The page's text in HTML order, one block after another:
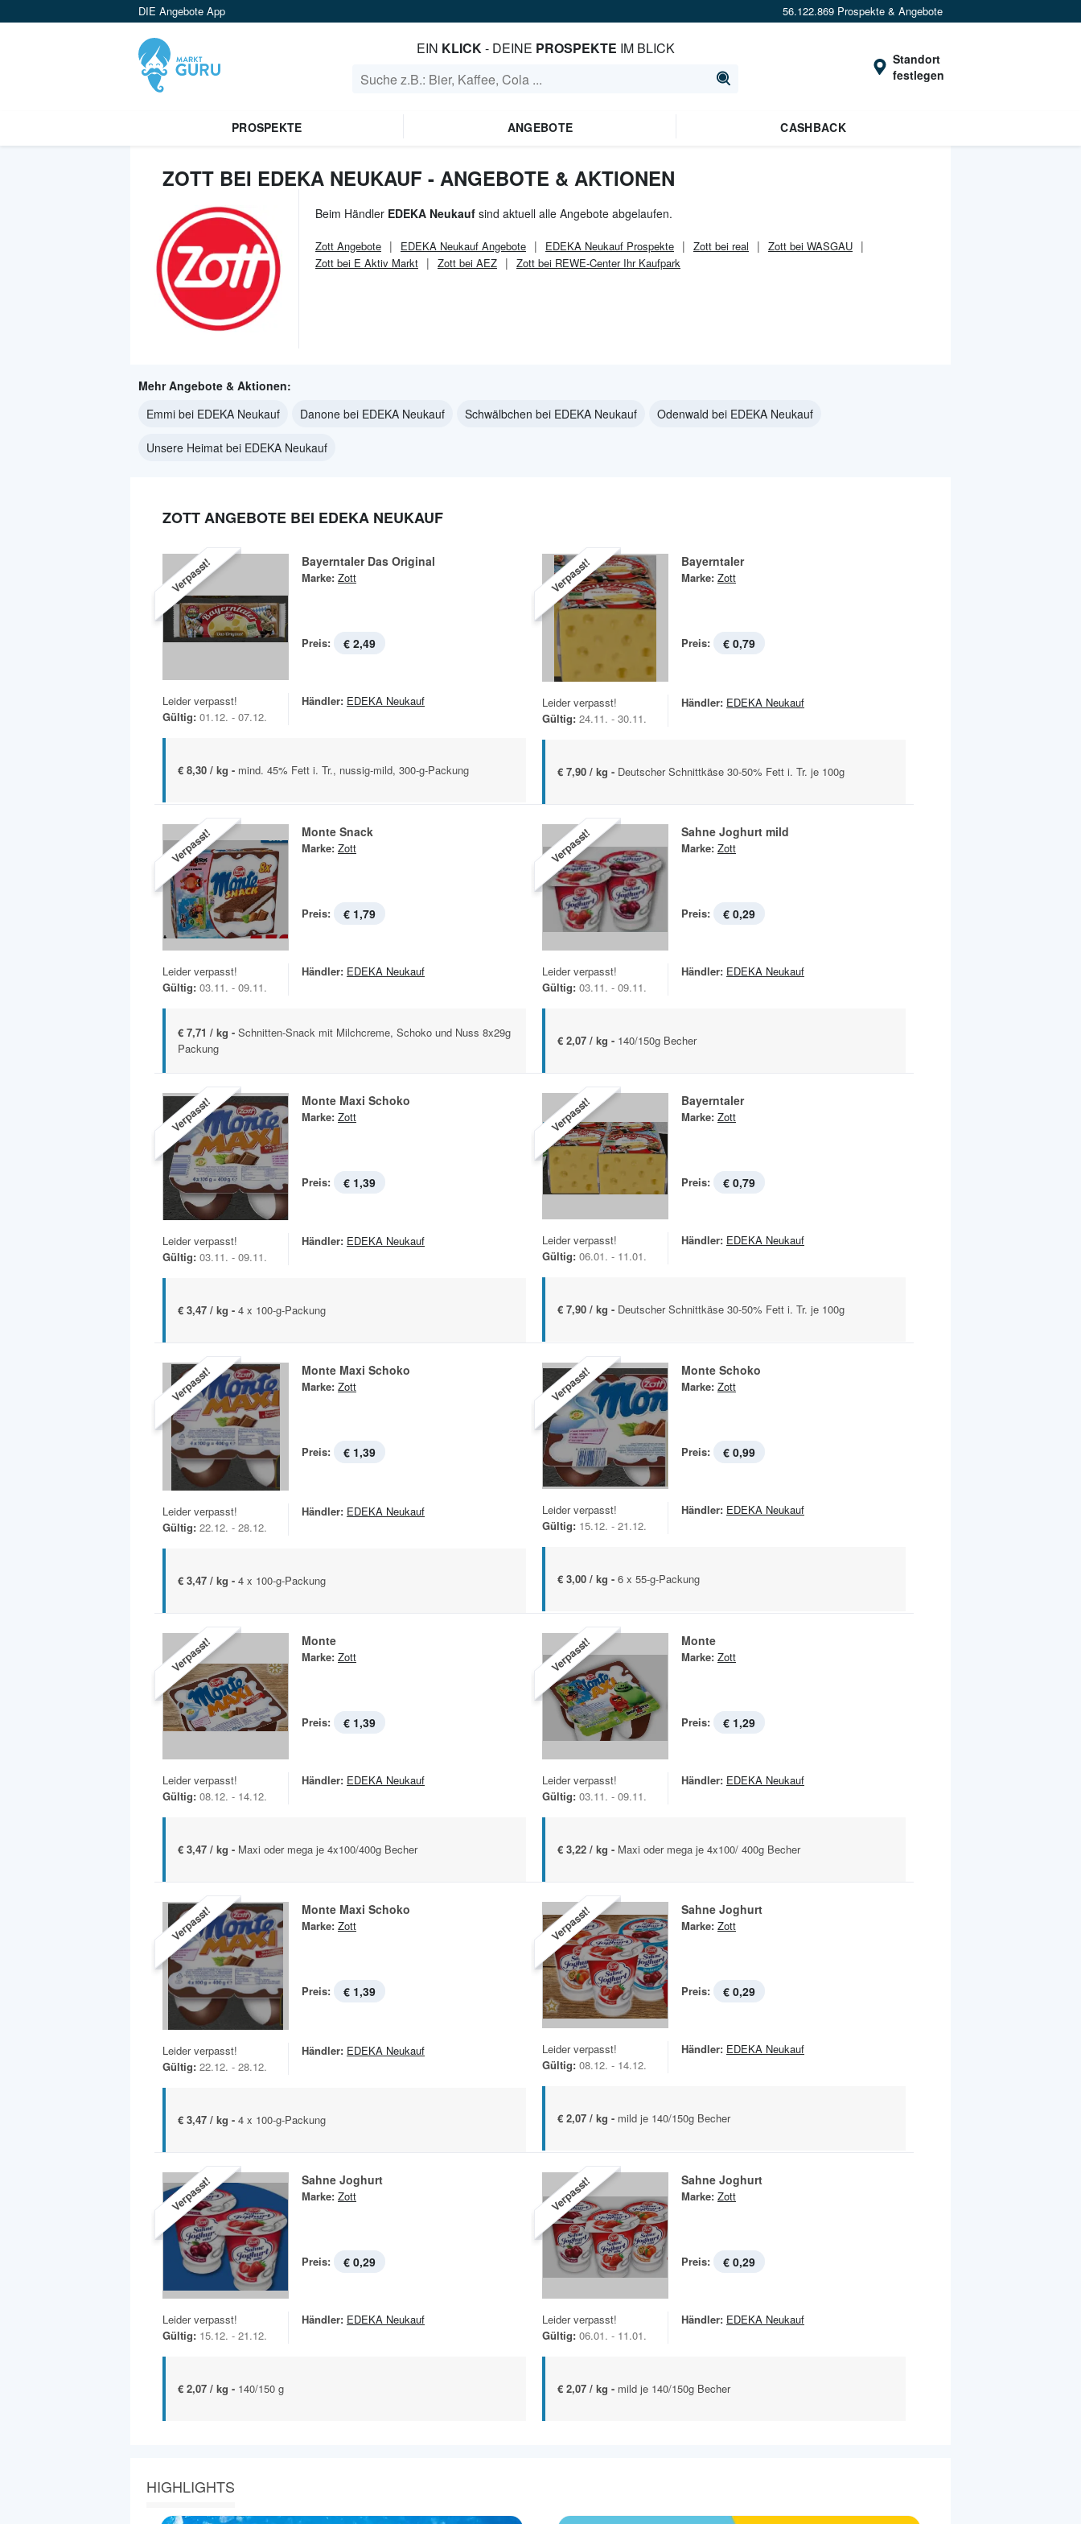
DIE Angebote App 56.122.869 Prospekte & Angebote
EIN KLICK- DEINE PROSPEKTE IM BLICK
Standort
festlegen
PROSPEKTE ANGEBOTE CASHBACK
ZOTT BEI EDEKA NEUKAUF - ANGEBOTE & AKTIONEN
Beim Händler EDEKA Neukauf sind aktuell alle Angebote abgelaufen.
Zott Angebote EDEKA Neukauf Angebote EDEKA Neukauf Prospekte Zott bei real
Zott bei WASGAU
Zott bei E Aktiv Markt
Zott bei AEZ Zott bei REWE-Center Ihr Kaufpark
Mehr Angebote & Aktionen:
Emmi bei EDEKA Neukauf
Danone bei EDEKA Neukauf Schwälbchen bei EDEKA Neukauf Odenwald bei EDEKA Neukauf
Unsere Heimat bei EDEKA Neukauf
ZOTT ANGEBOTE BEI EDEKA NEUKAUF
Verpasst! Bayerntaler Das Original
Marke: Zott
Preis: € 2,49
Leider verpasst!
Gültig: 01.12. - 07.12.
Händler: EDEKA Neukauf
€ 8,30 / kg - mind. 45% Fett i. Tr., nussig-mild, 300-g-Packung
Verpasst! Bayerntaler
Marke: Zott
Preis: € 0,79
Leider verpasst!
Gültig: 24.11. - 30.11.
Händler: EDEKA Neukauf
€ 7,90 / kg - Deutscher Schnittkäse 30-50% Fett i. Tr. je 100g
Verpasst! Monte Snack
Marke: Zott
Preis: € 1,79
Leider verpasst!
Gültig: 03.11. - 09.11.
Händler: EDEKA Neukauf
€ 7,71 / kg - Schnitten-Snack mit Milchcreme, Schoko und Nuss 8x29g
Packung
Verpasst! Sahne Joghurt mild
Marke: Zott
Preis: € 0,29
Leider verpasst!
Gültig: 03.11. - 09.11.
Händler: EDEKA Neukauf
€ 2,07 / kg - 140/150g Becher
Verpasst! Monte Maxi Schoko
Marke: Zott
Preis: € 1,39
Leider verpasst!
Gültig: 03.11. - 09.11.
Händler: EDEKA Neukauf
€ 3,47 / kg - 4 x 100-g-Packung
Verpasst! Bayerntaler
Marke: Zott
Preis: € 0,79
Leider verpasst!
Gültig: 06.01. - 11.01.
Händler: EDEKA Neukauf
€ 7,90 / kg - Deutscher Schnittkäse 30-50% Fett i. Tr. je 100g
Verpasst! Monte Maxi Schoko
Marke: Zott
Preis: € 1,39
Leider verpasst!
Gültig: 22.12. - 28.12.
Händler: EDEKA Neukauf
€ 3,47 / kg - 4 x 100-g-Packung
Verpasst! Monte Schoko
Marke: Zott
Preis: € 0,99
Leider verpasst!
Gültig: 15.12. - 21.12.
Händler: EDEKA Neukauf
€ 3,00 / kg - 6 x 55-g-Packung
Verpasst! Monte
Marke: Zott
Preis: € 1,39
Leider verpasst!
Gültig: 08.12. - 14.12.
Händler: EDEKA Neukauf
€ 3,47 / kg - Maxi oder mega je 4x100/400g Becher
Verpasst! Monte
Marke: Zott
Preis: € 1,29
Leider verpasst!
Gültig: 03.11. - 09.11.
Händler: EDEKA Neukauf
€ 3,22 / kg - Maxi oder mega je 4x100/ 400g Becher
Verpasst! Monte Maxi Schoko
Marke: Zott
Preis: € 1,39
Leider verpasst!
Gültig: 22.12. - 28.12.
Händler: EDEKA Neukauf
€ 3,47 / kg - 4 x 100-g-Packung
Verpasst! Sahne Joghurt
Marke: Zott
Preis: € 0,29
Leider verpasst!
Gültig: 08.12. - 14.12.
Händler: EDEKA Neukauf
€ 2,07 / kg - mild je 140/150g Becher
Verpasst! Sahne Joghurt
Marke: Zott
Preis: € 0,29
Leider verpasst!
Gültig: 15.12. - 21.12.
Händler: EDEKA Neukauf
€ 2,07 / kg - 140/150 g
Verpasst! Sahne Joghurt
Marke: Zott
Preis: € 0,29
Leider verpasst!
Gültig: 06.01. - 11.01.
Händler: EDEKA Neukauf
€ 2,07 / kg - mild je 140/150g Becher
HIGHLIGHTS